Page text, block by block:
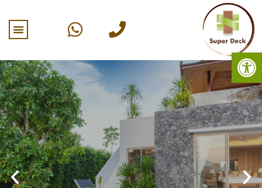
פתח סרגל נגישות
דק לכל החיים, ללא תחזוקה וללא
עלות נוספת.